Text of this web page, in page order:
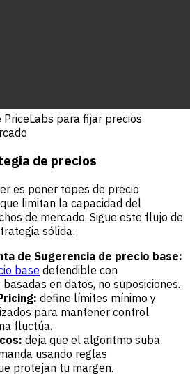
PriceLabs para fijar precios
de precios
es poner topes de precio
limitan la capacidad del
de mercado. Sigue este flujo de
sólida:
de Sugerencia de precio base:
base defendible con
en datos, no suposiciones.
define límites mínimo y
para mantener control
fluctúa.
deja que el algoritmo suba
usando reglas
protejan tu margen.